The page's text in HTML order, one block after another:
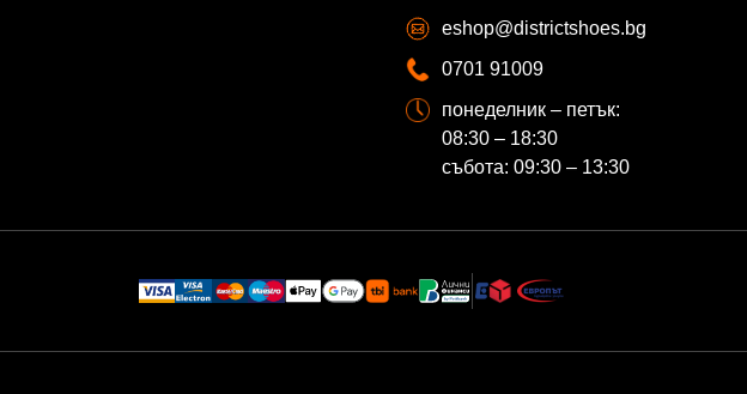
eshop@districtshoes.bg
0701 91009
понеделник – петък:
08:30 – 18:30
събота: 09:30 – 13:30